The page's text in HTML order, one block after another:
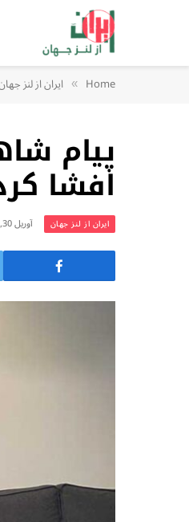
Home
» ایران از لنز
پیام
افشا
ایران از لنز جهان آوریل 30, 2026